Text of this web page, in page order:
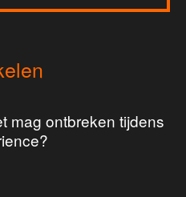
mag ontbreken tijdens